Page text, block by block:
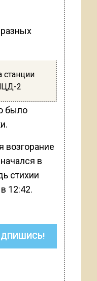
2
было
возгорание
в
стихии
12:42.